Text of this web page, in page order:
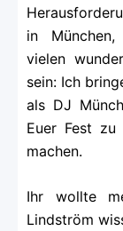
in
vielen
sein: Ich
als DJ
Euer Fest zu
machen.
Ihr wollte
Lindström